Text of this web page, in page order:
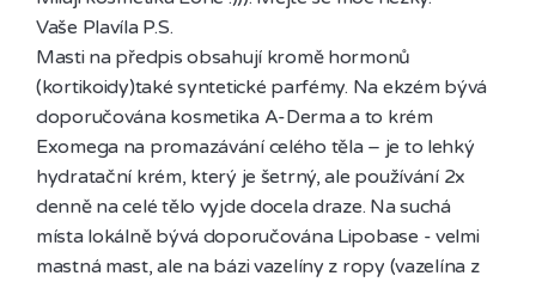
Vaše Plavíla P.S.
Masti na předpis obsahují kromě hormonů
(kortikoidy)také syntetické parfémy. Na ekzém bývá
doporučována kosmetika A-Derma a to krém
Exomega na promazávání celého těla – je to lehký
hydratační krém, který je šetrný, ale používání 2x
denně na celé tělo vyjde docela draze. Na suchá
místa lokálně bývá doporučována Lipobase - velmi
mastná mast, ale na bázi vazelíny z ropy (vazelína z